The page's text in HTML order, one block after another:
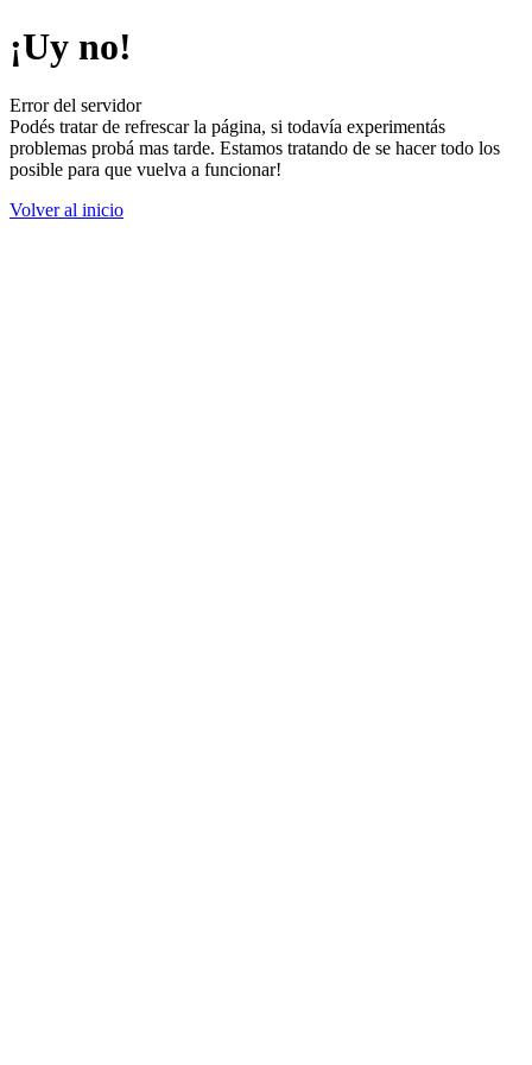
¡Uy no!
Error del servidor
Podés tratar de refrescar la página, si todavía experimentás
problemas probá mas tarde. Estamos tratando de se hacer todo los
posible para que vuelva a funcionar!
Volver al inicio